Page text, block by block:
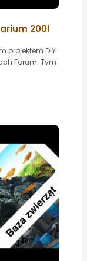
200l
projektem DIY
Forum. Tym